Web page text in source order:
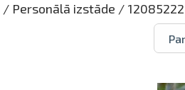
/ Personālā izstāde /